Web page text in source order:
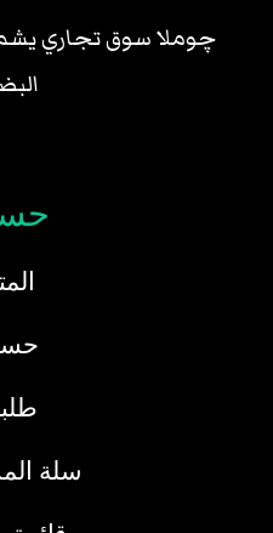
چوملا سوق تجاري
سلة